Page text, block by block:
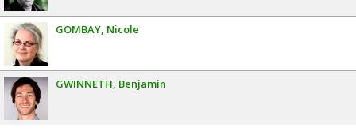
GOMBAY Nicole
GWINNETH Benjamin